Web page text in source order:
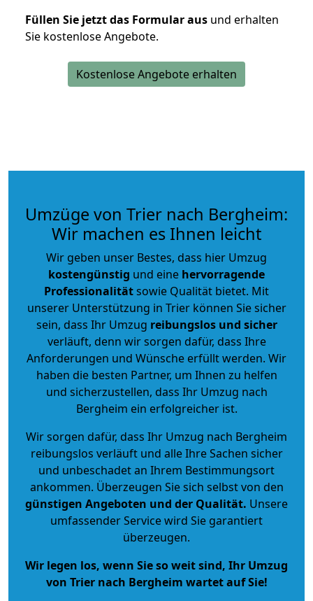
Füllen Sie jetzt das Formular aus und erhalten
Sie kostenlose Angebote.
Kostenlose Angebote erhalten
Umzüge von Trier nach Bergheim:
Wir machen es Ihnen leicht
Wir geben unser Bestes, dass hier Umzug
kostengünstig und eine hervorragende
Professionalitätsowie Qualität bietet. Mit
unserer Unterstützung in Trier können Sie sicher
sein, dass Ihr Umzug reibungslos und sicher
verläuft, denn wir sorgen dafür, dass Ihre
Anforderungen und Wünsche erfüllt werden. Wir
haben die besten Partner, um Ihnen zu helfen
und sicherzustellen, dass Ihr Umzug nach
Bergheim ein erfolgreicher ist.
Wir sorgen dafür, dass Ihr Umzug nach Bergheim
reibungslos verläuft und alle Ihre Sachen sicher
und unbeschadet an Ihrem Bestimmungsort
ankommen. Überzeugen Sie sich selbst von den
günstigen Angeboten und der Qualität. Unsere
umfassender Service wird Sie garantiert
überzeugen.
Wir legen los, wenn Sie so weit sind, Ihr Umzug
von Trier nach Bergheim wartet auf Sie!